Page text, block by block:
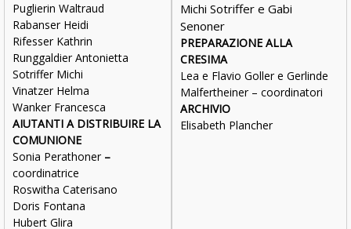
Puglierin Waltraud
Rabanser Heidi
Rifesser Kathrin
Runggaldier Antonietta
Sotriffer Michi
Vinatzer Helma
Wanker Francesca
AIUTANTI A DISTRIBUIRE LA
COMUNIONE
Sonia Perathoner–
coordinatrice
Roswitha Caterisano
Doris Fontana
Hubert Glira
Michi Sotriffer e Gabi
Senoner
PREPARAZIONE ALLA
CRESIMA
Lea e Flavio Goller e Gerlinde
Malfertheiner – coordinatori
ARCHIVIO
Elisabeth Plancher